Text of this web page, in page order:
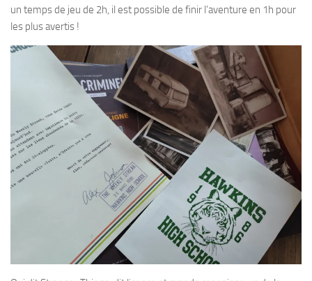
un temps de jeu de 2h, il est possible de finir l’aventure en 1h pour
les plus avertis !